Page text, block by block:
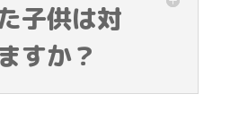
子供は対
すか？